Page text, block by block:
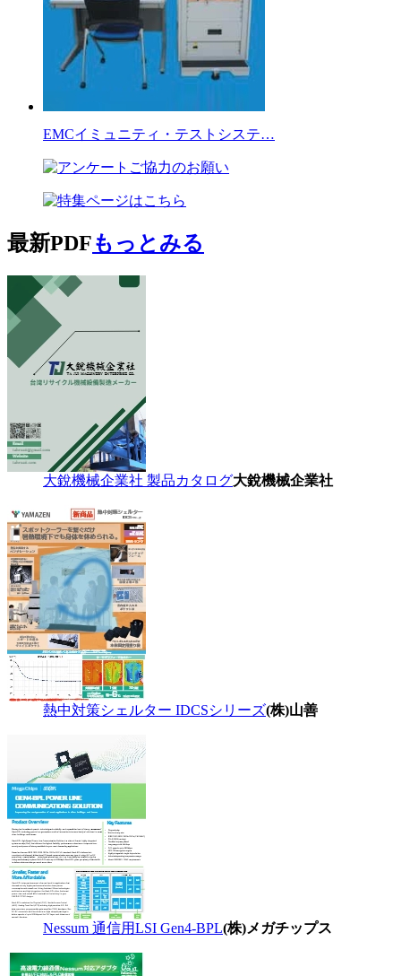
EMCイミュニティ・テストシステ…
最新PDFもっとみる
大銳機械企業社 製品カタログ大銳機械企業社
熱中対策シェルター IDCSシリーズ(株)山善
Nessum 通信用LSI Gen4-BPL(株)メガチップス